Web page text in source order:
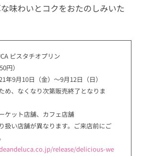
味わいとコクをおたのしみいた
ピスタチオプリン
円）
9月10日（金）〜9月12日（日）
め、なくなり次第販売終了となりま
ット店舗、カフェ店舗
扱い店舗が異なります。ご来店前にご
release/delicious-we